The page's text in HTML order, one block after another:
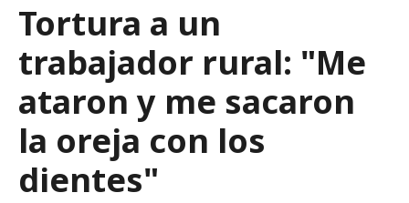
Tortura a un
trabajador rural: "Me
ataron y me sacaron
la oreja con los
dientes"